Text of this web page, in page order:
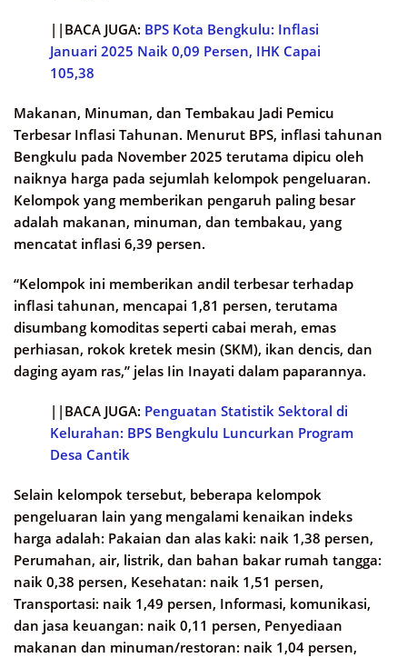
||BACA JUGA: BPS Kota Bengkulu: Inflasi
Januari 2025 Naik 0,09 Persen, IHK Capai
105,38
Makanan, Minuman, dan Tembakau Jadi Pemicu
Terbesar Inflasi Tahunan. Menurut BPS, inflasi tahunan
Bengkulu pada November 2025 terutama dipicu oleh
naiknya harga pada sejumlah kelompok pengeluaran.
Kelompok yang memberikan pengaruh paling besar
adalah makanan, minuman, dan tembakau, yang
mencatat inflasi 6,39 persen.
“Kelompok ini memberikan andil terbesar terhadap
inflasi tahunan, mencapai 1,81 persen, terutama
disumbang komoditas seperti cabai merah, emas
perhiasan, rokok kretek mesin (SKM), ikan dencis, dan
daging ayam ras,” jelas Iin Inayati dalam paparannya.
||BACA JUGA: Penguatan Statistik Sektoral di
Kelurahan: BPS Bengkulu Luncurkan Program
Desa Cantik
Selain kelompok tersebut, beberapa kelompok
pengeluaran lain yang mengalami kenaikan indeks
harga adalah: Pakaian dan alas kaki: naik 1,38 persen,
Perumahan, air, listrik, dan bahan bakar rumah tangga:
naik 0,38 persen, Kesehatan: naik 1,51 persen,
Transportasi: naik 1,49 persen, Informasi, komunikasi,
dan jasa keuangan: naik 0,11 persen, Penyediaan
makanan dan minuman/restoran: naik 1,04 persen,